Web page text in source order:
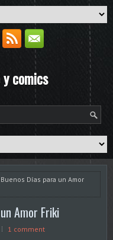
comics
Días para un Amor
Amor Friki
1 comment